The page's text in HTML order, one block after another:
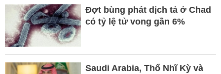
Đợt bùng phát dịch tả ở Chad
có tỷ lệ tử vong gần 6%
Saudi Arabia, Thổ Nhĩ Kỳ và